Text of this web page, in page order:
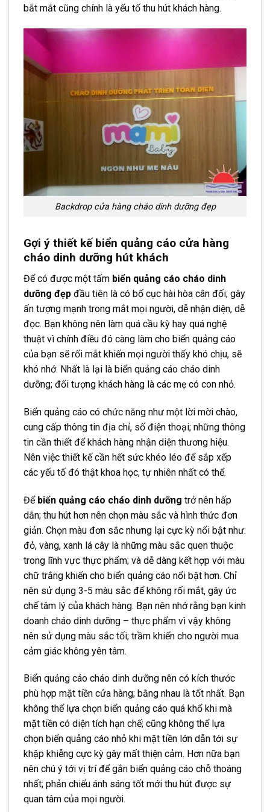
bắt mắt cũng chính là yếu tố thu hút khách hàng.
Backdrop cửa hàng cháo dinh dưỡng đẹp
Gợi ý thiết kế biển quảng cáo cửa hàng
cháo dinh dưỡng hút khách
Để có được một tấm biển quảng cáo cháo dinh
dưỡng đẹp đầu tiên là có bố cục hài hòa cân đối; gây
ấn tượng mạnh trong mắt mọi người, dễ nhận diện, dễ
đọc. Bạn không nên làm quá cầu kỳ hay quá nghệ
thuật vì chính điều đó càng làm cho biển quảng cáo
của bạn sẽ rối mắt khiến mọi người thấy khó chịu, sẽ
khó nhớ. Nhất là lại là biển quảng cáo cháo dinh
dưỡng; đối tượng khách hàng là các mẹ có con nhỏ.
Biển quảng cáo có chức năng như một lời mời chào,
cung cấp thông tin địa chỉ, số điện thoại; những thông
tin cần thiết để khách hàng nhận diện thương hiệu.
Nên việc thiết kế cần hết sức khéo léo để sắp xếp
các yếu tố đó thật khoa học, tự nhiên nhất có thể.
Để biển quảng cáo cháo dinh dưỡng trở nên hấp
dẫn; thu hút hơn nên chọn màu sắc và hình thức đơn
giản. Chọn màu đơn sắc nhưng lại cực kỳ nổi bật như:
đỏ, vàng, xanh lá cây là những màu sắc quen thuộc
trong lĩnh vực thực phẩm; và dễ dàng kết hợp với màu
chữ trắng khiến cho biển quảng cáo nổi bật hơn. Chỉ
nên sử dụng 3-5 màu sắc để không rối mắt, gây ức
chế tâm lý của khách hàng. Bạn nên nhớ rằng bạn kinh
doanh cháo dinh dưỡng – thực phẩm vì vậy không
nên sử dụng màu sắc tối; trầm khiến cho người mua
cảm giác không yên tâm.
Biển quảng cáo cháo dinh dưỡng nên có kích thước
phù hợp mặt tiền cửa hàng; bằng nhau là tốt nhất. Bạn
không thể lựa chọn biển quảng cáo quá khổ khi mà
mặt tiền có diện tích hạn chế; cũng không thể lựa
chọn biển quảng cáo nhỏ khi mặt tiền lớn dẫn tới sự
khập khiễng cực kỳ gây mất thiện cảm. Hơn nữa bạn
nên chú ý tới vị trí để gắn biển quảng cáo chỗ thoáng
nhất; phản chiếu ánh sáng tốt mới thu hút được sự
quan tâm của mọi người.